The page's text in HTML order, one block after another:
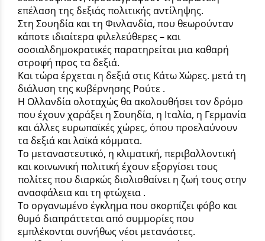
επέλαση της δεξιάς πολιτικής αντίληψης.
Στη Σουηδία και τη Φινλανδία, που θεωρούνταν
κάποτε ιδιαίτερα φιλελεύθερες – και
σοσιαλδημοκρατικές παρατηρείται μια καθαρή
στροφή προς τα δεξιά.
Και τώρα έρχεται η δεξιά στις Κάτω Χώρες. μετά τη
διάλυση της κυβέρνησης Ρούτε .
Η Ολλανδία ολοταχώς θα ακολουθήσει τον δρόμο
που έχουν χαράξει η Σουηδία, η Ιταλία, η Γερμανία
και άλλες ευρωπαϊκές χώρες, όπου προελαύνουν
τα δεξιά και λαϊκά κόμματα.
Το μεταναστευτικό, η κλιματική, περιβαλλοντική
και κοινωνική πολιτική έχουν εξοργίσει τους
πολίτες που διαρκώς διολισθαίνει η ζωή τους στην
ανασφάλεια και τη φτώχεια .
Το οργανωμένο έγκλημα που σκορπίζει φόβο και
θυμό διαπράττεται από συμμορίες που
εμπλέκονται συνήθως νέοι μετανάστες.